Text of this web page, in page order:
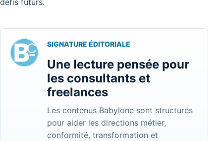
défis futurs.
SIGNATURE ÉDITORIALE
Une lecture pensée pour
les consultants et
freelances
Les contenus Babylone sont structurés
pour aider les directions métier,
conformité, transformation et